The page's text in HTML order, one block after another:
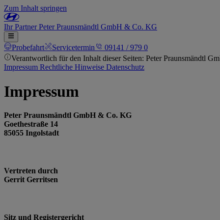
Zum Inhalt springen
IhrPartnerPeter Praunsmändtl GmbH & Co. KG
Probefahrt Servicetermin
09141 / 979 0
Verantwortlich für den Inhalt dieser Seiten: Peter Praunsmändtl
Impressum Rechtliche Hinweise Datenschutz
Impressum
Peter Praunsmändtl GmbH & Co. KG
Goethestraße 14
85055 Ingolstadt
Vertreten durch
Gerrit Gerritsen
Sitz und Registergericht